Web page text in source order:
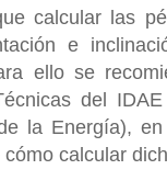
calcular las
e
ello se
del
la Energía),
calcular